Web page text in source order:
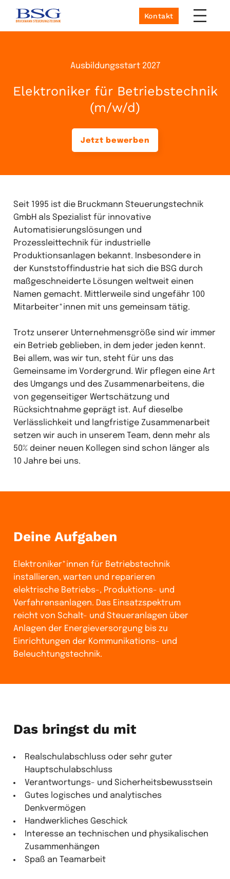
Kontakt
Ausbildungsstart 2027
Elektroniker für Betriebstechnik
(m/w/d)
Jetzt bewerben
Seit 1995 ist die Bruckmann Steuerungstechnik
GmbH als Spezialist für innovative
Automatisierungslösungen und
Prozessleittechnik für industrielle
Produktionsanlagen bekannt. Insbesondere in
der Kunststoffindustrie hat sich die BSG durch
maßgeschneiderte Lösungen weltweit einen
Namen gemacht. Mittlerweile sind ungefähr 100
Mitarbeiter*innen mit uns gemeinsam tätig.
Trotz unserer Unternehmensgröße sind wir immer
ein Betrieb geblieben, in dem jeder jeden kennt.
Bei allem, was wir tun, steht für uns das
Gemeinsame im Vordergrund. Wir pflegen eine Art
des Umgangs und des Zusammenarbeitens, die
von gegenseitiger Wertschätzung und
Rücksichtnahme geprägt ist. Auf dieselbe
Verlässlichkeit und langfristige Zusammenarbeit
setzen wir auch in unserem Team, denn mehr als
50% deiner neuen Kollegen sind schon länger als
10 Jahre bei uns.
Deine Aufgaben
Elektroniker*innen für Betriebstechnik
installieren, warten und reparieren
elektrische Betriebs-, Produktions- und
Verfahrensanlagen. Das Einsatzspektrum
reicht von Schalt- und Steueranlagen über
Anlagen der Energieversorgung bis zu
Einrichtungen der Kommunikations- und
Beleuchtungstechnik.
Das bringst du mit
Realschulabschluss oder sehr guter
Hauptschulabschluss
Verantwortungs- und Sicherheitsbewusstsein
Gutes logisches und analytisches
Denkvermögen
Handwerkliches Geschick
Interesse an technischen und physikalischen
Zusammenhängen
Spaß an Teamarbeit